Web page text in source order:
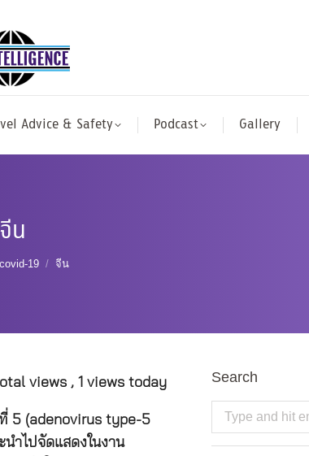
Advice & Safety Podcast Gallery
จีน
here:
covid-19 จีน
views , 1 views today
ที่ 5 (adenovirus type-5
ำไปจัดแสดงในงาน
Search
Search: